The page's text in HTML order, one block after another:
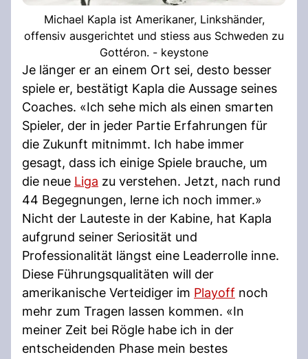
Michael Kapla ist Amerikaner, Linkshänder,
offensiv ausgerichtet und stiess aus Schweden zu
Gottéron. - keystone
Je länger er an einem Ort sei, desto besser
spiele er, bestätigt Kapla die Aussage seines
Coaches. «Ich sehe mich als einen smarten
Spieler, der in jeder Partie Erfahrungen für
die Zukunft mitnimmt. Ich habe immer
gesagt, dass ich einige Spiele brauche, um
die neue Liga zu verstehen. Jetzt, nach rund
44 Begegnungen, lerne ich noch immer.»
Nicht der Lauteste in der Kabine, hat Kapla
aufgrund seiner Seriosität und
Professionalität längst eine Leaderrolle inne.
Diese Führungsqualitäten will der
amerikanische Verteidiger im Playoff noch
mehr zum Tragen lassen kommen. «In
meiner Zeit bei Rögle habe ich in der
entscheidenden Phase mein bestes